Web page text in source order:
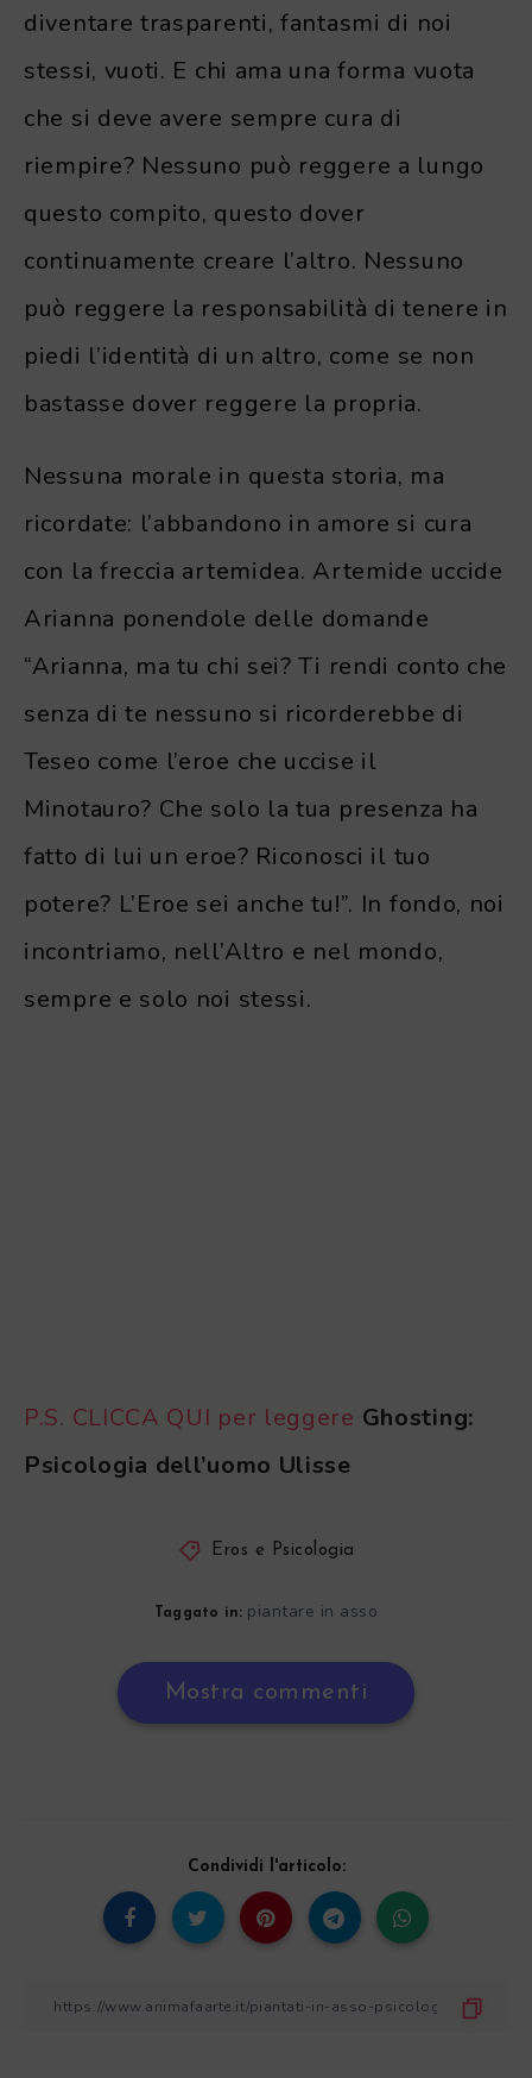
diventare trasparenti, fantasmi di noi
stessi, vuoti. E chi ama una forma vuota
che si deve avere sempre cura di
riempire? Nessuno può reggere a lungo
questo compito, questo dover
continuamente creare l’altro. Nessuno
può reggere la responsabilità di tenere in
piedi l’identità di un altro, come se non
bastasse dover reggere la propria.
Nessuna morale in questa storia, ma
ricordate: l’abbandono in amore si cura
con la freccia artemidea. Artemide uccide
Arianna ponendole delle domande
“Arianna, ma tu chi sei? Ti rendi conto che
senza di te nessuno si ricorderebbe di
Teseo come l’eroe che uccise il
Minotauro? Che solo la tua presenza ha
fatto di lui un eroe? Riconosci il tuo
potere? L’Eroe sei anche tu!”. In fondo, noi
incontriamo, nell’Altro e nel mondo,
sempre e solo noi stessi.
P.S. CLICCA QUI per leggere Ghosting:
Psicologia dell’uomo Ulisse
Eros e Psicologia
Taggato in: piantare in asso
Mostra commenti
Condividi l'articolo: